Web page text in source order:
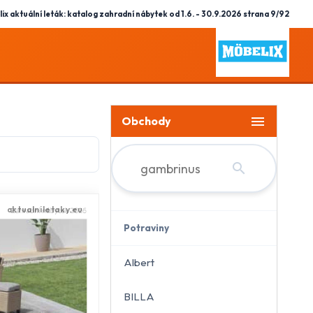
aktuální leták: katalog zahradní nábytek od 1.6. - 30.9.2026 strana 9/92
Obchody menu
search
Potraviny
Albert
BILLA